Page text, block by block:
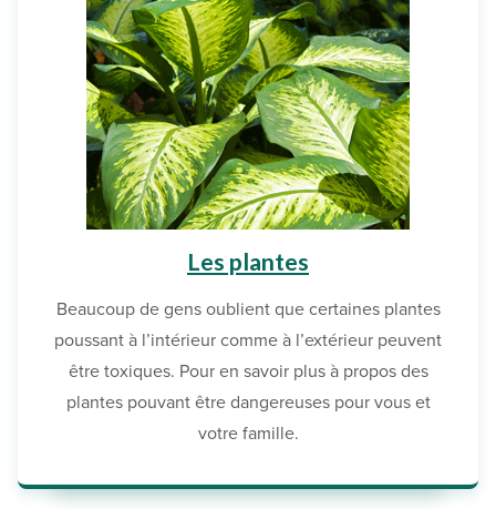
Les plantes
Beaucoup de gens oublient que certaines plantes
poussant à l’intérieur comme à l’extérieur peuvent
être toxiques. Pour en savoir plus à propos des
plantes pouvant être dangereuses pour vous et
votre famille.